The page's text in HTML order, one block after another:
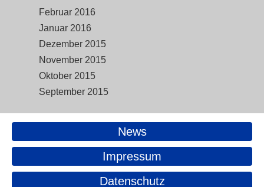
Februar 2016
Januar 2016
Dezember 2015
November 2015
Oktober 2015
September 2015
News
Impressum
Datenschutz